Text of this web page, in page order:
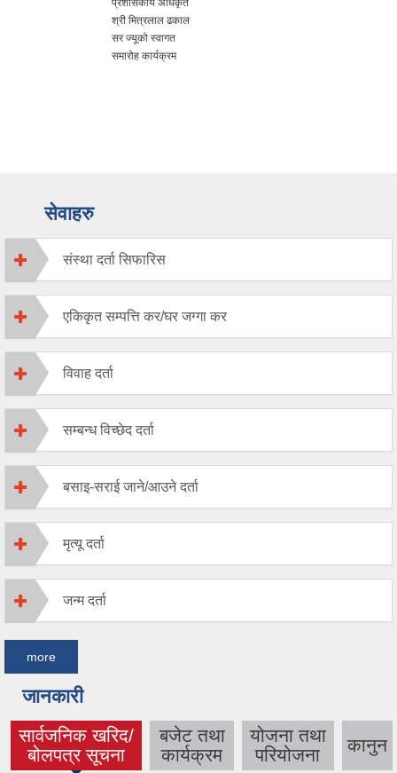
श्री मित्रलाल ढकाल
सर ज्यूको स्वागत
समारोह कार्यक्रम
सेवाहरु
संस्था दर्ता सिफारिस
एकिकृत सम्पत्ति कर/घर जग्गा कर
विवाह दर्ता
सम्बन्ध विच्छेद दर्ता
बसाइ-सराई जाने/आउने दर्ता
मृत्यू दर्ता
जन्म दर्ता
more
जानकारी
सार्वजनिक खरिद/
बोलपत्र सूचना
(active tab)
बजेट तथा
कार्यक्रम
योजना तथा
परियोजना
कानुन